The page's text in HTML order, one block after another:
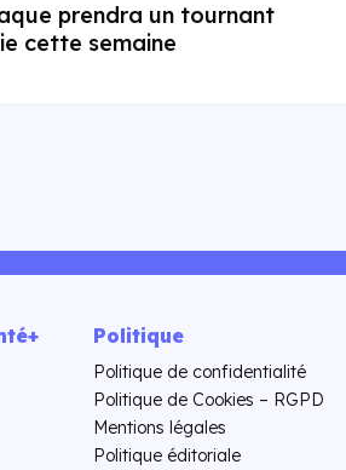
prendra un tournant
cette semaine
Politique
Politique de confidentialité
Politique de Cookies – RGPD
Mentions légales
Politique éditoriale